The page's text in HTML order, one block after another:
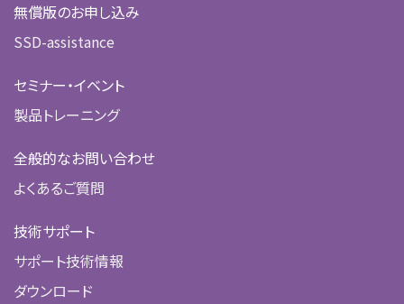
無償版のお申し込み
SSD-assistance
セミナー・イベント
製品トレーニング
全般的なお問い合わせ
よくあるご質問
技術サポート
サポート技術情報
ダウンロード